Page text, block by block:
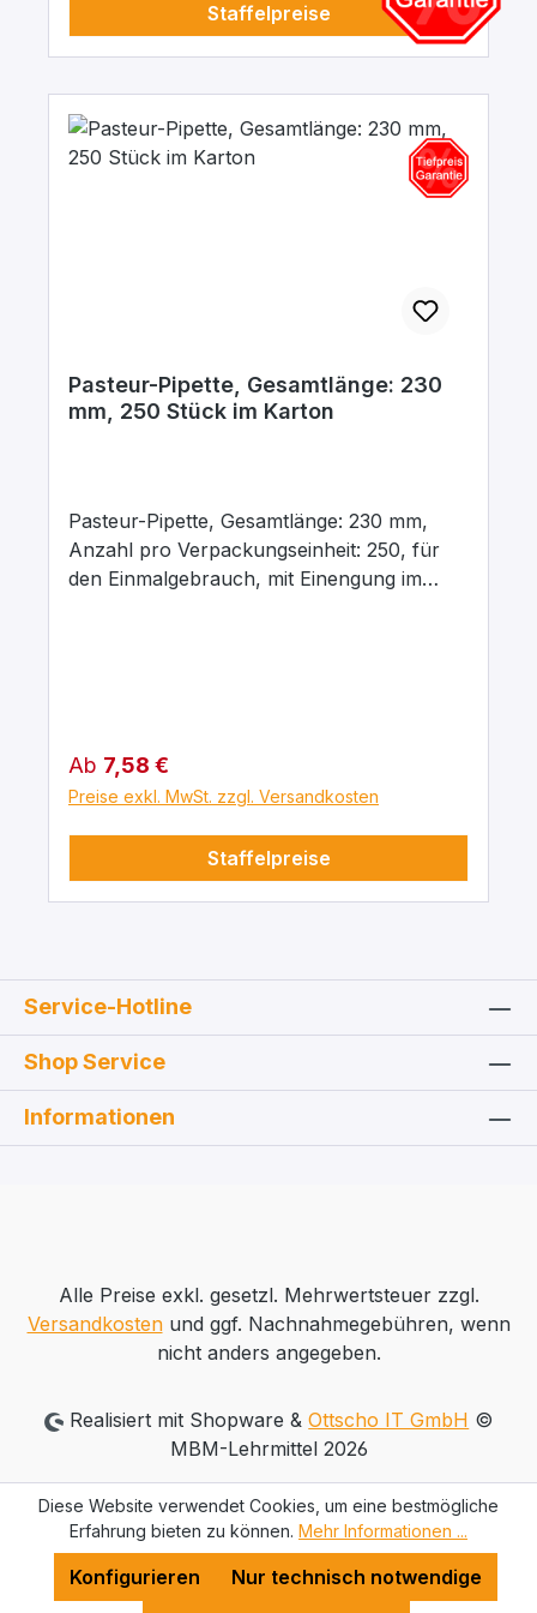
Staffelpreise
Pasteur-Pipette, Gesamtlänge: 230
mm, 250 Stück im Karton
Pasteur-Pipette, Gesamtlänge: 230 mm,
Anzahl pro Verpackungseinheit: 250, für
den Einmalgebrauch, mit Einengung im
Daten: Volumen: 2 ml Ausführung:
Einengung im Oberteil Gesamtlänge: 230
mm Länge der Spitze: ca. 125 mm
Innendurchmesser der Spitze: ca. 0,5 mm
Regulärer Preis:
Ab 7,58 €
Preise exkl. MwSt. zzgl. Versandkosten
Staffelpreise
Service-Hotline
Shop Service
Informationen
Alle Preise exkl. gesetzl. Mehrwertsteuer zzgl.
Versandkostenund ggf. Nachnahmegebühren, wenn
nicht anders angegeben.
Realisiert mit Shopware &Ottscho IT GmbH ©
MBM-Lehrmittel 2026
Diese Website verwendet Cookies, um eine bestmögliche
Erfahrung bieten zu können. Mehr Informationen ...
Nur technisch notwendige
Konfigurieren